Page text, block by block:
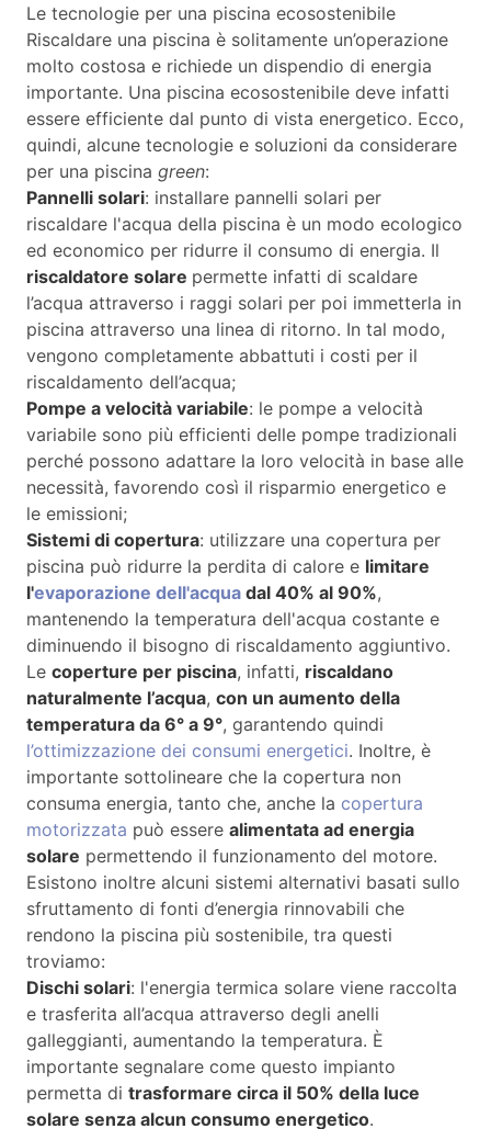
Le tecnologie per una piscina ecosostenibile
Riscaldare una piscina è solitamente un’operazione
molto costosa e richiede un dispendio di energia
importante. Una piscina ecosostenibile deve infatti
essere efficiente dal punto di vista energetico. Ecco,
quindi, alcune tecnologie e soluzioni da considerare
per una piscina green:
Pannelli solari: installare pannelli solari per
riscaldare l'acqua della piscina è un modo ecologico
ed economico per ridurre il consumo di energia. Il
riscaldatore solare permette infatti di scaldare
l’acqua attraverso i raggi solari per poi immetterla in
piscina attraverso una linea di ritorno. In tal modo,
vengono completamente abbattuti i costi per il
riscaldamento dell’acqua;
Pompe a velocità variabile: le pompe a velocità
variabile sono più efficienti delle pompe tradizionali
perché possono adattare la loro velocità in base alle
necessità, favorendo così il risparmio energetico e
le emissioni;
Sistemi di copertura: utilizzare una copertura per
piscina può ridurre la perdita di calore e limitare
l'evaporazione dell'acqua dal 40% al 90%,
mantenendo la temperatura dell'acqua costante e
diminuendo il bisogno di riscaldamento aggiuntivo.
Le coperture per piscina, infatti, riscaldano
naturalmente l’acqua, con un aumento della
temperatura da 6° a 9°, garantendo quindi
l’ottimizzazione dei consumi energetici. Inoltre, è
importante sottolineare che la copertura non
consuma energia, tanto che, anche la copertura
motorizzata può essere alimentata ad energia
solare permettendo il funzionamento del motore.
Esistono inoltre alcuni sistemi alternativi basati sullo
sfruttamento di fonti d’energia rinnovabili che
rendono la piscina più sostenibile, tra questi
troviamo:
Dischi solari: l'energia termica solare viene raccolta
e trasferita all’acqua attraverso degli anelli
galleggianti, aumentando la temperatura. È
importante segnalare come questo impianto
permetta di trasformare circa il 50% della luce
solare senza alcun consumo energetico.